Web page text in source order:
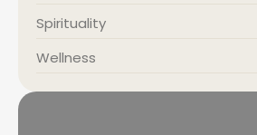
Spirituality
Wellness